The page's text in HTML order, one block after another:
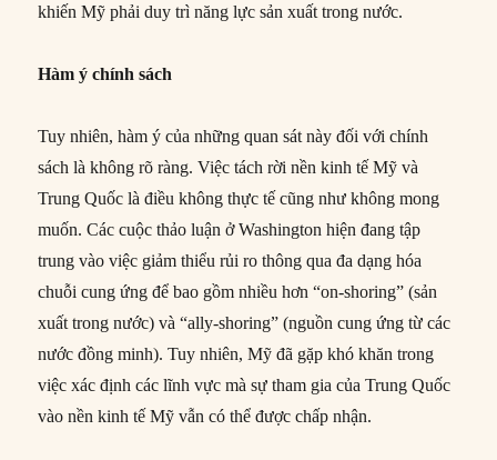
khiến Mỹ phải duy trì năng lực sản xuất trong nước.
Hàm ý chính sách
Tuy nhiên, hàm ý của những quan sát này đối với chính
sách là không rõ ràng. Việc tách rời nền kinh tế Mỹ và
Trung Quốc là điều không thực tế cũng như không mong
muốn. Các cuộc thảo luận ở Washington hiện đang tập
trung vào việc giảm thiểu rủi ro thông qua đa dạng hóa
chuỗi cung ứng để bao gồm nhiều hơn “on-shoring” (sản
xuất trong nước) và “ally-shoring” (nguồn cung ứng từ các
nước đồng minh). Tuy nhiên, Mỹ đã gặp khó khăn trong
việc xác định các lĩnh vực mà sự tham gia của Trung Quốc
vào nền kinh tế Mỹ vẫn có thể được chấp nhận.